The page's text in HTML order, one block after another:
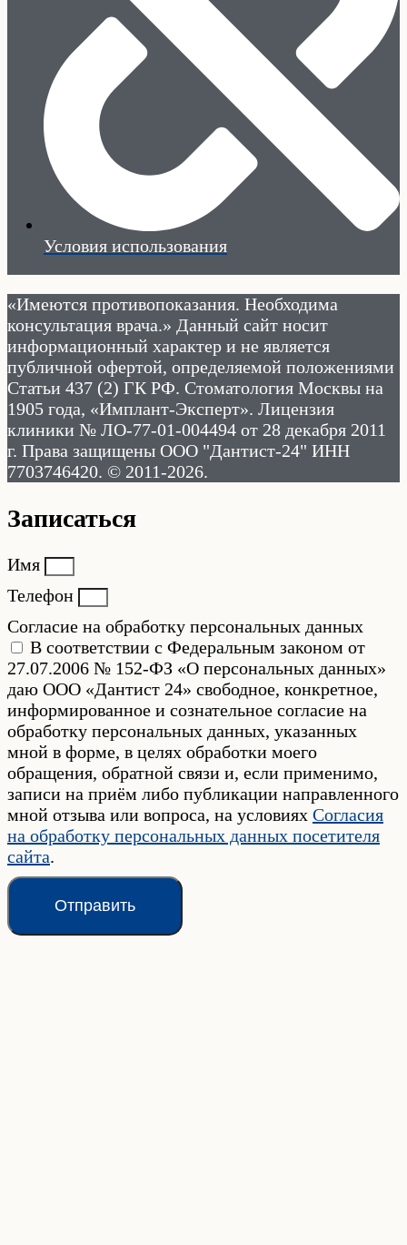
Условия использования
«Имеются противопоказания. Необходима
консультация врача.» Данный сайт носит
информационный характер и не является
публичной офертой, определяемой положениями
Статьи 437 (2) ГК РФ. Стоматология Москвы на
1905 года, «Имплант-Эксперт». Лицензия
клиники № ЛО-77-01-004494 от 28 декабря 2011
г. Права защищены ООО "Дантист-24" ИНН
7703746420. © 2011-2026.
Записаться
Имя
Телефон
Согласие на обработку персональных данных
В соответствии с Федеральным законом от
27.07.2006 № 152-ФЗ «О персональных данных»
даю ООО «Дантист 24» свободное, конкретное,
информированное и сознательное согласие на
обработку персональных данных, указанных
мной в форме, в целях обработки моего
обращения, обратной связи и, если применимо,
записи на приём либо публикации направленного
мной отзыва или вопроса, на условиях Согласия
на обработку персональных данных посетителя
сайта.
Отправить